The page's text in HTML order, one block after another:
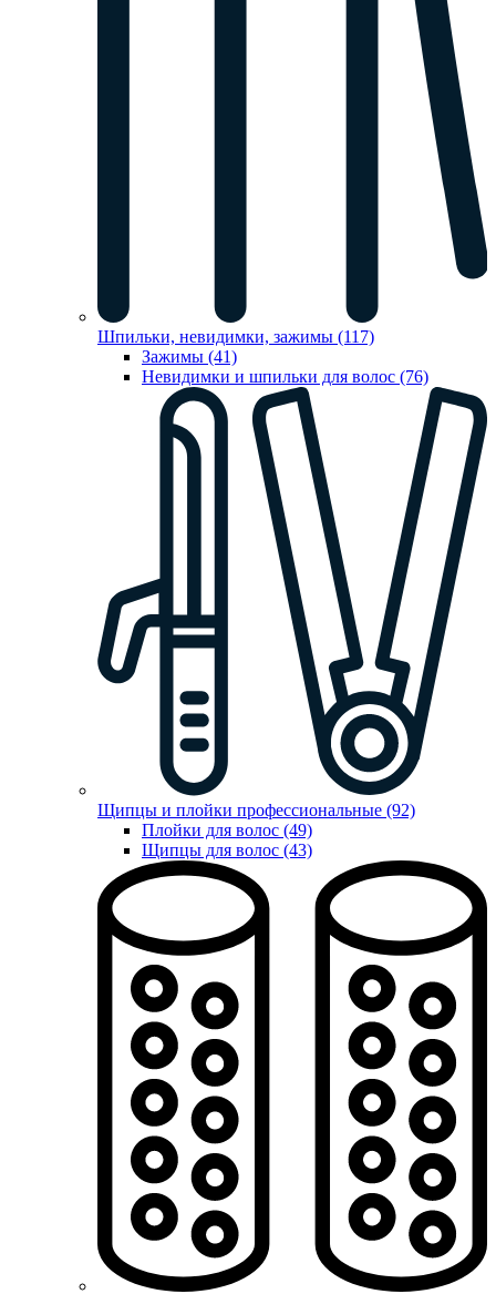
Шпильки, невидимки, зажимы (117)
Зажимы (41)
Невидимки и шпильки для волос (76)
Щипцы и плойки профессиональные (92)
Плойки для волос (49)
Щипцы для волос (43)